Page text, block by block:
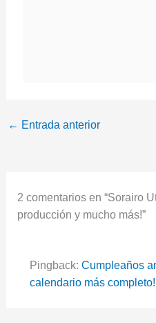
← Entrada anterior
2 comentarios en “Sorairo
producción y mucho más!”
Pingback: Cumpleaños
calendario más completo!